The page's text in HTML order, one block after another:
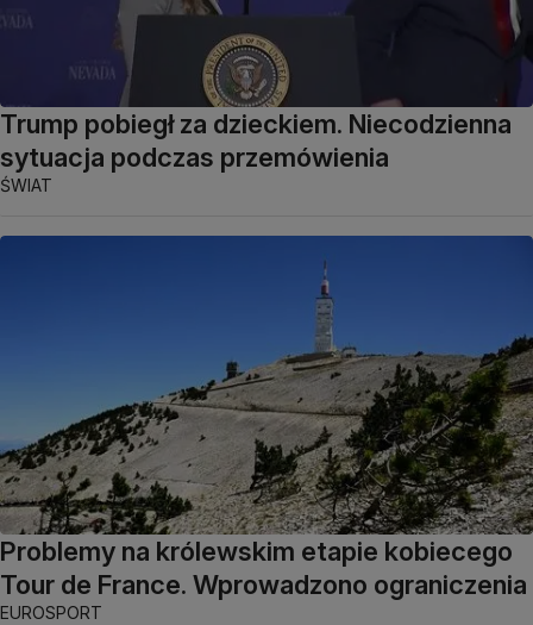
Trump pobiegł za dzieckiem. Niecodzienna
sytuacja podczas przemówienia
ŚWIAT
Problemy na królewskim etapie kobiecego
Tour de France. Wprowadzono ograniczenia
EUROSPORT